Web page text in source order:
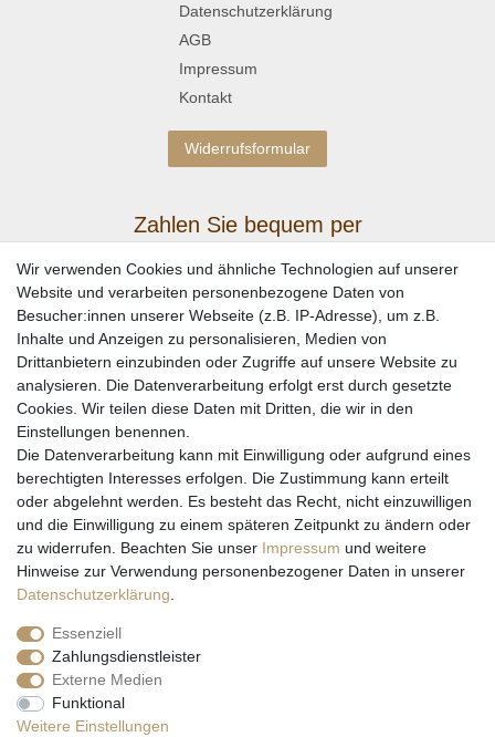
Datenschutzerklärung
AGB
Impressum
Kontakt
Widerrufsformular
Zahlen Sie bequem per
Wir versenden mit
* Alle Preise inkl. gesetzl. Mehrwertsteuer zzgl. Versandkosten und ggf.
Nachnahmegebühren, wenn nicht anders beschrieben
Wir verwenden Cookies und ähnliche Technologien auf unserer
Website und verarbeiten personenbezogene Daten von
Besucher:innen unserer Webseite (z.B. IP-Adresse), um z.B.
Inhalte und Anzeigen zu personalisieren, Medien von
Drittanbietern einzubinden oder Zugriffe auf unsere Website zu
analysieren. Die Datenverarbeitung erfolgt erst durch gesetzte
Cookies. Wir teilen diese Daten mit Dritten, die wir in den
Einstellungen benennen.
Die Datenverarbeitung kann mit Einwilligung oder aufgrund eines
berechtigten Interesses erfolgen. Die Zustimmung kann erteilt
oder abgelehnt werden. Es besteht das Recht, nicht einzuwilligen
und die Einwilligung zu einem späteren Zeitpunkt zu ändern oder
zu widerrufen. Beachten Sie unser Impressum und weitere
Hinweise zur Verwendung personenbezogener Daten in unserer
Daten­schutz­erklärung
Essenziell
Zahlungsdienstleister
Externe Medien
Funktional
Weitere Einstellungen